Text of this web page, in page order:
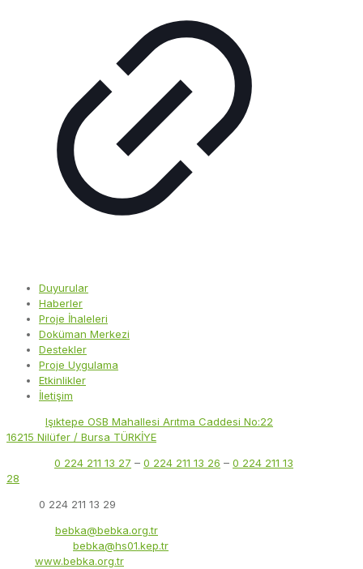
Duyurular
Haberler
Proje İhaleleri
Doküman Merkezi
Destekler
Proje Uygulama
Etkinlikler
İletişim
Işıktepe OSB Mahallesi Arıtma Caddesi No:22
16215 Nilüfer / Bursa TÜRKİYE
0 224 211 13 27 – 0 224 211 13 26 – 0 224 211 13
28
0 224 211 13 29
bebka@bebka.org.tr
bebka@hs01.kep.tr
www.bebka.org.tr